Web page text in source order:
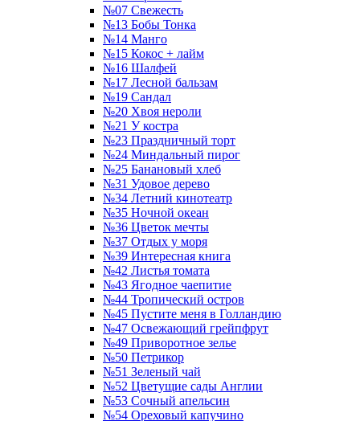
№07 Свежесть
№13 Бобы Тонка
№14 Манго
№15 Кокос + лайм
№16 Шалфей
№17 Лесной бальзам
№19 Сандал
№20 Хвоя нероли
№21 У костра
№23 Праздничный торт
№24 Миндальный пирог
№25 Банановый хлеб
№31 Удовое дерево
№34 Летний кинотеатр
№35 Ночной океан
№36 Цветок мечты
№37 Отдых у моря
№39 Интересная книга
№42 Листья томата
№43 Ягодное чаепитие
№44 Тропический остров
№45 Пустите меня в Голландию
№47 Освежающий грейпфрут
№49 Приворотное зелье
№50 Петрикор
№51 Зеленый чай
№52 Цветущие сады Англии
№53 Сочный апельсин
№54 Ореховый капучино